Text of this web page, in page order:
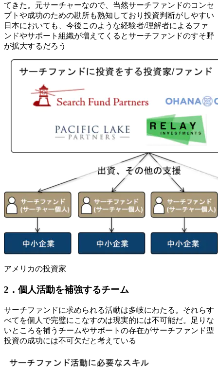
てきた。元サーチャーなので、当然サーチファンドのコンセ
プトや成功のための勘所も熟知しており投資判断がしやすい
日本においても、今後このような経験者/理解者によるファ
ンドやサポート組織が増えてくるとサーチファンドのすそ野
が拡大するだろう
アメリカの投資家
2．個人活動を補強するチーム
サーチファンドに求められる活動は多岐にわたる。それらす
べてを個人で完璧にこなすのは現実的には不可能だ。足りな
いところを補うチームやサポートの存在がサーチファンド型
投資の成功には不可欠だと考えている